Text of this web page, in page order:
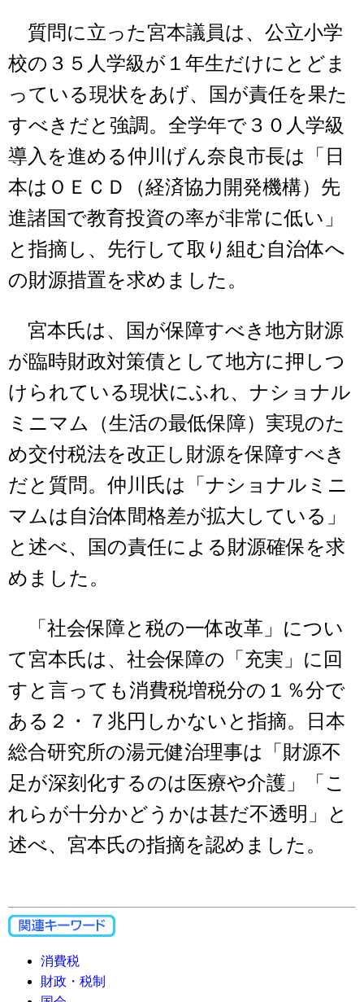
質問に立った宮本議員は、公立小学
校の３５人学級が１年生だけにとどま
っている現状をあげ、国が責任を果た
すべきだと強調。全学年で３０人学級
導入を進める仲川げん奈良市長は「日
本はＯＥＣＤ（経済協力開発機構）先
進諸国で教育投資の率が非常に低い」
と指摘し、先行して取り組む自治体へ
の財源措置を求めました。
宮本氏は、国が保障すべき地方財源
が臨時財政対策債として地方に押しつ
けられている現状にふれ、ナショナル
ミニマム（生活の最低保障）実現のた
め交付税法を改正し財源を保障すべき
だと質問。仲川氏は「ナショナルミニ
マムは自治体間格差が拡大している」
と述べ、国の責任による財源確保を求
めました。
「社会保障と税の一体改革」につい
て宮本氏は、社会保障の「充実」に回
すと言っても消費税増税分の１％分で
ある２・７兆円しかないと指摘。日本
総合研究所の湯元健治理事は「財源不
足が深刻化するのは医療や介護」「こ
れらが十分かどうかは甚だ不透明」と
述べ、宮本氏の指摘を認めました。
消費税
財政・税制